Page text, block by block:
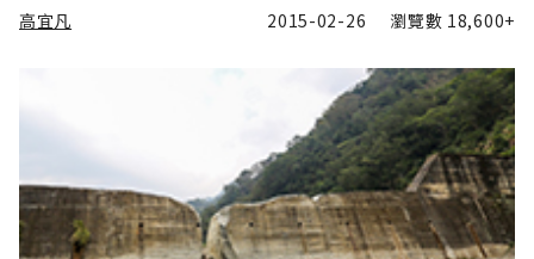
高宜凡 2015-02-26 瀏覽數 18,600+